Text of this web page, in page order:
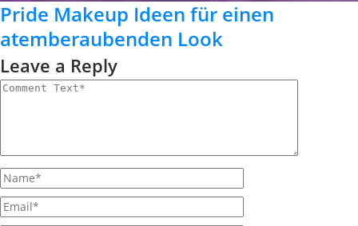
Pride Makeup Ideen für einen
atemberaubenden Look
Leave a Reply